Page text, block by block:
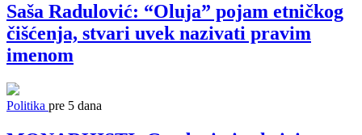
Saša Radulović: “Oluja” pojam etničkog
čišćenja, stvari uvek nazivati pravim
imenom
Politika pre 5 dana